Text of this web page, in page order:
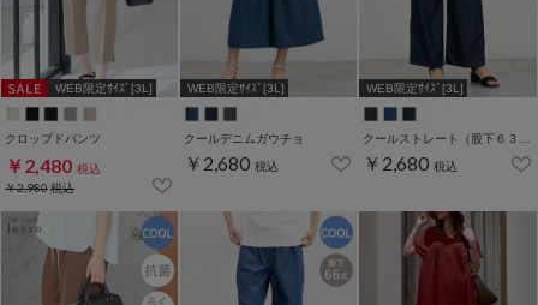
WEB限定ｻｲｽﾞ[3L]
クロップドパンツ
￥2,480 税込
￥2,980税込
WEB限定ｻｲｽﾞ[3L]
クールデニムガウチョ
￥2,680 税込
WEB限定ｻｲｽﾞ[3L]
￥2,680 税込